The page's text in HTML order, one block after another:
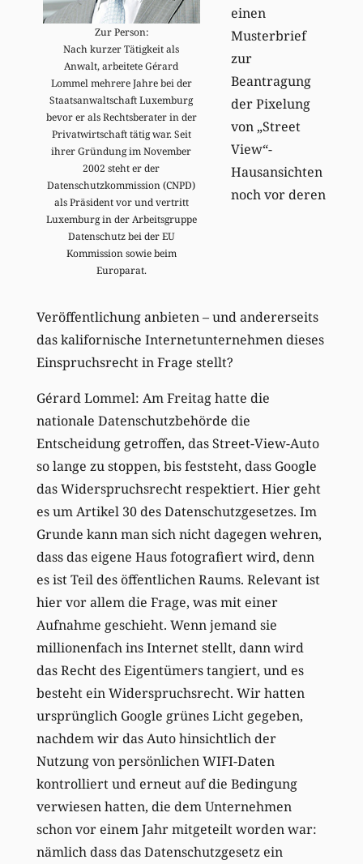
Zur Person:
Nach kurzer Tätigkeit als
Anwalt, arbeitete Gérard
Lommel mehrere Jahre bei der
Staatsanwaltschaft Luxemburg
bevor er als Rechtsberater in der
Privatwirtschaft tätig war. Seit
ihrer Gründung im November
2002 steht er der
Datenschutzkommission (CNPD)
als Präsident vor und vertritt
Luxemburg in der Arbeitsgruppe
Datenschutz bei der EU
Kommission sowie beim
Europarat.
einen
Musterbrief
zur
Beantragung
der Pixelung
von „Street
View“-
Hausansichten
noch vor deren
Veröffentlichung anbieten – und andererseits
das kalifornische Internetunternehmen dieses
Einspruchsrecht in Frage stellt?
Gérard Lommel: Am Freitag hatte die
nationale Datenschutzbehörde die
Entscheidung getroffen, das Street-View-Auto
so lange zu stoppen, bis feststeht, dass Google
das Widerspruchsrecht respektiert. Hier geht
es um Artikel 30 des Datenschutzgesetzes. Im
Grunde kann man sich nicht dagegen wehren,
dass das eigene Haus fotografiert wird, denn
es ist Teil des öffentlichen Raums. Relevant ist
hier vor allem die Frage, was mit einer
Aufnahme geschieht. Wenn jemand sie
millionenfach ins Internet stellt, dann wird
das Recht des Eigentümers tangiert, und es
besteht ein Widerspruchsrecht. Wir hatten
ursprünglich Google grünes Licht gegeben,
nachdem wir das Auto hinsichtlich der
Nutzung von persönlichen WIFI-Daten
kontrolliert und erneut auf die Bedingung
verwiesen hatten, die dem Unternehmen
schon vor einem Jahr mitgeteilt worden war:
nämlich dass das Datenschutzgesetz ein